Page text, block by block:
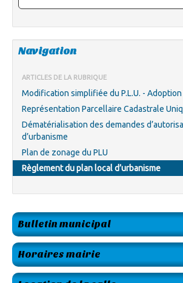
Navigation
ARTICLES DE LA RUBRIQUE
Modification simplifiée du P.L.U. -
Représentation Parcellaire Cadastrale
Dématérialisation des demandes
d’urbanisme
Plan de zonage du PLU
Règlement du plan local d’urbanisme
Bulletin municipal
Horaires mairie